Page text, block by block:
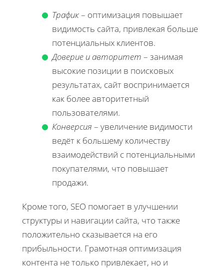
Трафик– оптимизация повышает
видимость сайта, привлекая больше
потенциальных клиентов.
Доверие и авторитет – занимая
высокие позиции в поисковых
результатах, сайт воспринимается
как более авторитетный
пользователями.
Конверсия – увеличение видимости
ведёт к большему количеству
взаимодействий с потенциальными
покупателями, что повышает
продажи.
Кроме того, SEO помогает в улучшении
структуры и навигации сайта, что также
положительно сказывается на его
прибыльности. Грамотная оптимизация
контента не только привлекает, но и